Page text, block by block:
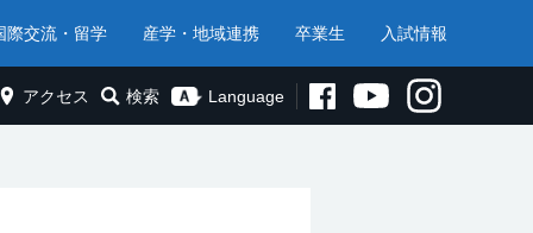
際交流・留学 産学・地域連携 卒業生 入試情報
アクセス 検索 Language